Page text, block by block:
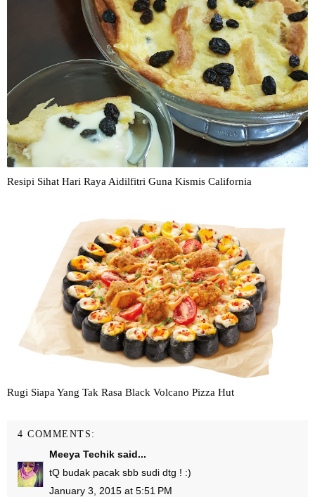
Resipi Sihat Hari Raya Aidilfitri Guna Kismis California
Rugi Siapa Yang Tak Rasa Black Volcano Pizza Hut
4 COMMENTS:
Meeya Techik said...
tQ budak pacak sbb sudi dtg ! :)
January 3, 2015 at 5:51 PM